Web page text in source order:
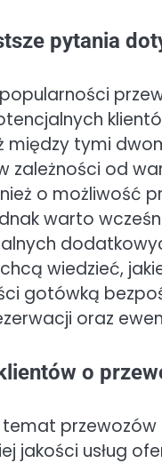
pytania
między tymi
zależności od
o możliwość
warto
wiedzieć,
gotówką
oraz
o
jakości usług